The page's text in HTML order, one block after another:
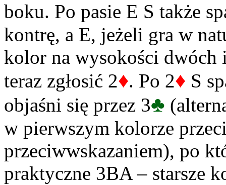
boku. Po pasie E S także
kontrę, a E, jeżeli gra w
kolor na wysokości dwóch
teraz zgłosić 2♦. Po 2♦ S
objaśni się przez 3♣
w pierwszym kolorze
przeciwwskazaniem), po
praktyczne 3BA – starsze